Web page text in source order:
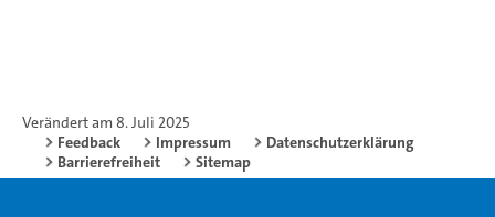
Verändert am 8. Juli 2025
Feedback
Impressum
Datenschutzerklärung
Barrierefreiheit
Sitemap